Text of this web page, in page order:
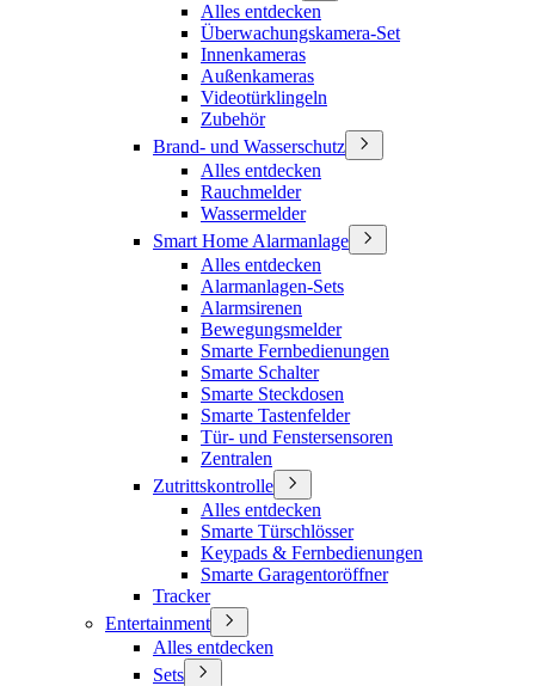
Alles entdecken
Überwachungskamera-Set
Innenkameras
Außenkameras
Videotürklingeln
Zubehör
Brand- und Wasserschutz
Alles entdecken
Rauchmelder
Wassermelder
Smart Home Alarmanlage
Alles entdecken
Alarmanlagen-Sets
Alarmsirenen
Bewegungsmelder
Smarte Fernbedienungen
Smarte Schalter
Smarte Steckdosen
Smarte Tastenfelder
Tür- und Fenstersensoren
Zentralen
Zutrittskontrolle
Alles entdecken
Smarte Türschlösser
Keypads & Fernbedienungen
Smarte Garagentoröffner
Tracker
Entertainment
Alles entdecken
Sets